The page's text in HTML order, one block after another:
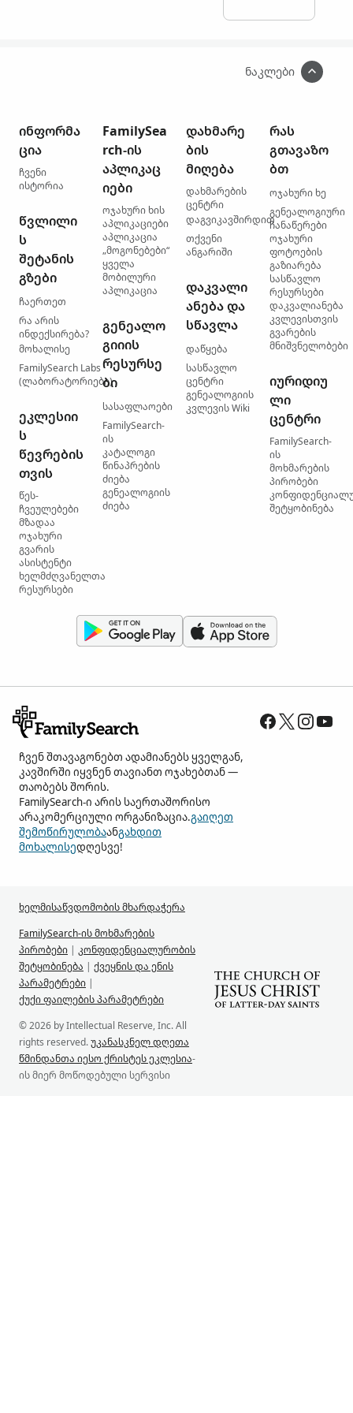
ნაკლები
ინფორმა
ცია
ჩვენი
ისტორია
წვლილი
ს
შეტანის
გზები
ჩაერთეთ
რა არის
ინდექსირება?
მოხალისე
FamilySearch Labs
(ლაბორატორიები)
ეკლესიი
ს
წევრების
თვის
წეს-
ჩვეულებები
მზადაა
ოჯახური
გვარის
ასისტენტი
ხელმძღვანელთა
რესურსები
FamilySea
rch-ის
აპლიკაც
იები
ოჯახური ხის
აპლიკაციები
აპლიკაცია
„მოგონებები“
ყველა
მობილური
აპლიკაცია
გენეალო
გიიის
რესურსე
ბი
სასაფლაოები
FamilySearch-
ის
კატალოგი
წინაპრების
ძიება
გენეალოგიის
ძიება
დახმარე
ბის
მიღება
დახმარების
ცენტრი
დაგვიკავშირდით
თქვენი
ანგარიში
დაკვალი
ანება და
სწავლა
დაწყება
სასწავლო
ცენტრი
გენეალოგიის
კვლევის Wiki
რას
გთავაზო
ბთ
ოჯახური ხე
გენეალოგიური
ჩანაწერები
ოჯახური
ფოტოების
გაზიარება
სასწავლო
რესურსები
დაკვალიანება
კვლევისთვის
გვარების
მნიშვნელობები
იურიდიუ
ლი
ცენტრი
FamilySearch-
ის
მოხმარების
პირობები
შეტყობინება
ჩვენ შთავაგონებთ ადამიანებს ყველგან,
კავშირში იყვნენ თავიანთ ოჯახებთან —
თაობებს შორის.
FamilySearch-ი არის საერთაშორისო
არაკომერციული ორგანიზაცია.გაიღეთ
შემოწირულობაანგახდით
მოხალისედღესვე!
ხელმისაწვდომობის მხარდაჭერა
FamilySearch-ის მოხმარების
პირობები | კონფიდენციალურობის
შეტყობინება | ქვეყნის და ენის
პარამეტრები |
ქუქი ფაილების პარამეტრები
© 2026 by Intellectual Reserve, Inc. All
rights reserved.უკანასკნელ დღეთა
წმინდანთა იესო ქრისტეს ეკლესია-
ის მიერ მოწოდებული სერვისი